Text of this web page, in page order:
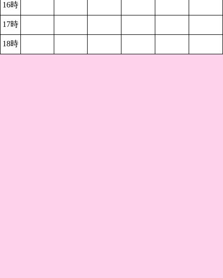
16時
17時
18時